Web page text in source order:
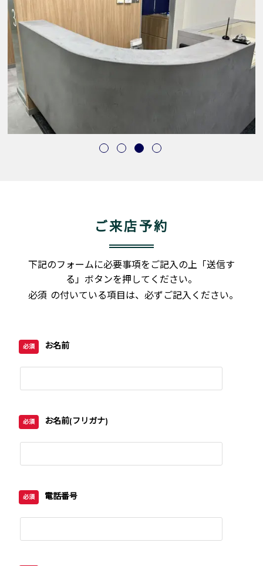
ご来店予約
下記のフォームに必要事項をご記入の上「送信す
る」ボタンを押してください。
必須 の付いている項目は、必ずご記入ください。
必須 お名前
必須 お名前(フリガナ)
必須 電話番号